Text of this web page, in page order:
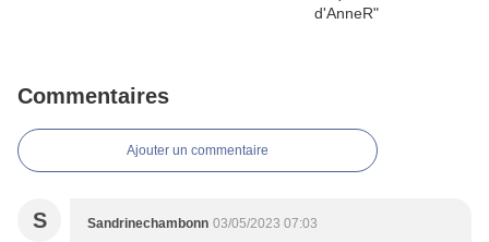
Commentaires
Ajouter un commentaire
S Sandrinechambonn 03/05/2023 07:03